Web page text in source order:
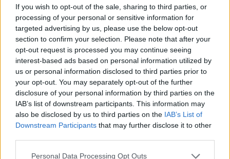
If you wish to opt-out of the sale, sharing to third parties, or
processing of your personal or sensitive information for
targeted advertising by us, please use the below opt-out
section to confirm your selection. Please note that after your
opt-out request is processed you may continue seeing
interest-based ads based on personal information utilized by
us or personal information disclosed to third parties prior to
your opt-out. You may separately opt-out of the further
disclosure of your personal information by third parties on the
IAB’s list of downstream participants. This information may
also be disclosed by us to third parties on the IAB’s List of
Downstream Participants that may further disclose it to other
Please note that this website/app uses one or more Google
Personal Data Processing Opt Outs
Minkälaisissa asioissa olet kehittynyt tänä
kesänä?
– Pitää aika tarkastella kokonaisuutta. Yleisestä
suorituskyvystä on kyse. Mäkiä on paljon
noustu tänä kesänä, että pystyisi jatkossa
raskaissa olosuhteissa suoriutumaan entistä
paremmin.
Alkukauden kilpailuohjelma on Heikkiselle
mieluinen. Rukan minitourin jälkeen
maailmancup-kalenterissa olevat 15 kilometriä